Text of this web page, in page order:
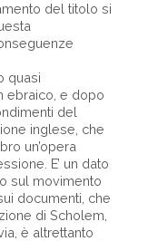
del titolo si
quasi
ebraico, e dopo
del
inglese, che
un’opera
E’ un dato
sul movimento
documenti, che
di Scholem,
è altrettanto